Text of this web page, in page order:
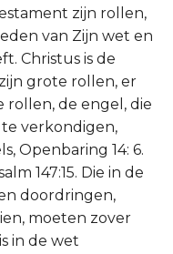
zijn rollen,
van Zijn wet en
Christus is de
grote rollen, er
rollen, de engel, die
verkondigen,
Openbaring 14: 6.
147:15. Die in de
doordringen,
moeten zover
in de wet